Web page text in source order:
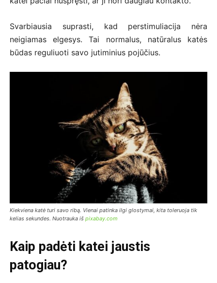
Svarbiausia suprasti, kad perstimuliacija nėra
neigiamas elgesys. Tai normalus, natūralus katės
būdas reguliuoti savo jutiminius pojūčius.
Kiekviena katė turi savo ribą. Vienai patinka ilgi glostymai, kita toleruoja tik
kelias sekundes. Nuotrauka iš pixabay.com
Kaip padėti katei jaustis
patogiau?